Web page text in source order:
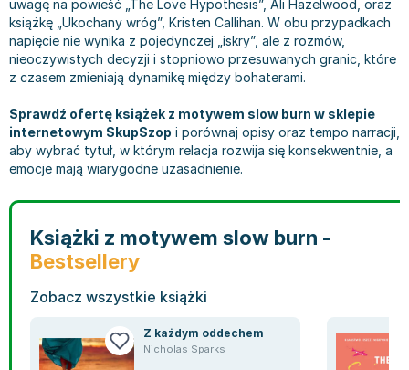
Inne
Kulturoznawstwo, antropologia - książki
Książki o naukach politycznych
Książki pedagogiczne
Psychologia - książki
Socjologia - książki
Książki: Religie i wyznania
Inne
Książki: Buddyzm
Książki: Chrześcijaństwo
Książki: Islam
Książki: Rozwój osobisty
Książki: Kariera i sukces
Literatura dla dzieci 9-12 lat
Poznawanie świata dla dzieci 9-12 lat - książki
Książki o zainteresowaniach dla dzieci 9-12 lat
Książki dla młodzieży
Literatura dla młodzieży
Literatura popularno-naukowa
Społeczeństwo i rozwój osobisty - książki
Lektury i pomoce szkolne
Lektury do gimnazjów i szkół średnich
Lektury do szkoły podstawowej
Szkoły wyższe - książki
Bibliotekoznawstwo - książki
Książki o ekonomii i finansach - szkoły wyższe
Książki medyczne dla studentów
Juliusz Słowacki
Jacek Piekara
Meg Cabot
James Rollins
Maria Konopnicka
Paulo Coelho
Rick Riordan
John Flanagan
Graham Masterton
Astrid Lindgren
Anna Ficner-Ogonowska
Harlan Coben
Daniel Defoe
uwagę na powieść „The Love Hypothesis”, Ali Hazelwood, oraz
książkę „Ukochany wróg”, Kristen Callihan. W obu przypadkach
napięcie nie wynika z pojedynczej „iskry”, ale z rozmów,
nieoczywistych decyzji i stopniowo przesuwanych granic, które
z czasem zmieniają dynamikę między bohaterami.
Sprawdź ofertę książek z motywem slow burn w sklepie
internetowym SkupSzop i porównaj opisy oraz tempo narracji,
aby wybrać tytuł, w którym relacja rozwija się konsekwentnie, a
emocje mają wiarygodne uzasadnienie.
Książki z motywem slow burn -
Bestsellery
Zobacz wszystkie książki
Z każdym oddechem
Nicholas Sparks